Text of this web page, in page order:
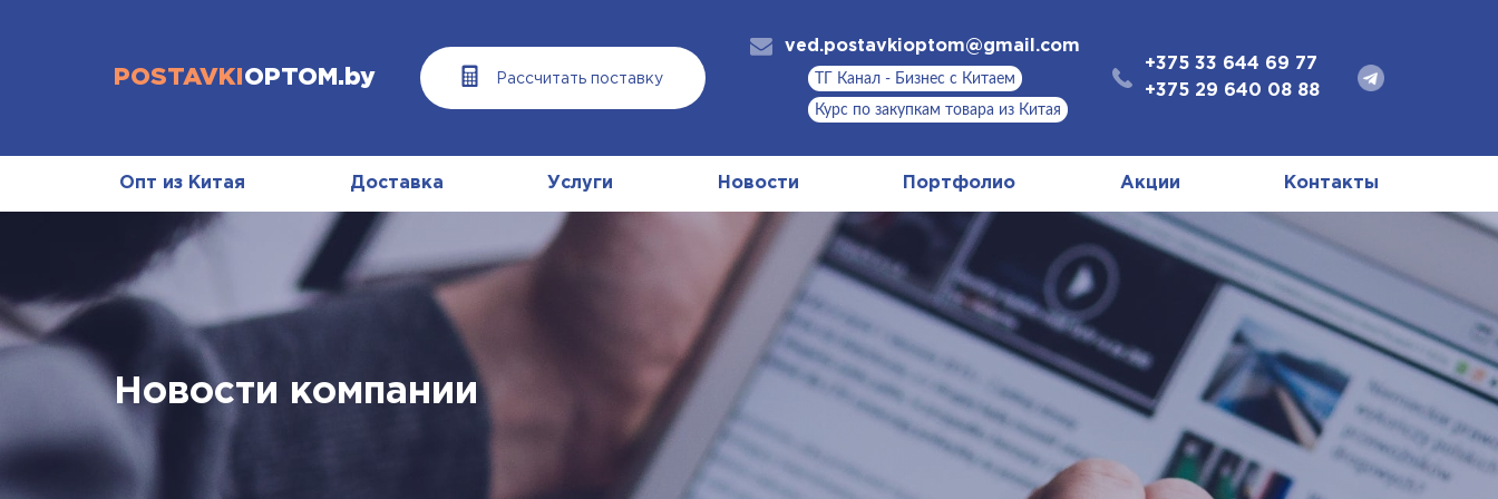
POSTAVKI OPTOM.by Рассчитать поставку
ved.postavkioptom@gmail.com
ТГ Канал - Бизнес с Китаем
Курс по закупкам товара из Китая
+375 33 644 69 77
+375 29 640 08 88
Опт из Китая Доставка Услуги Новости Портфолио Акции Контакты
Новости компании